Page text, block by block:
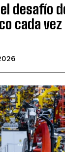
desafío
cada vez